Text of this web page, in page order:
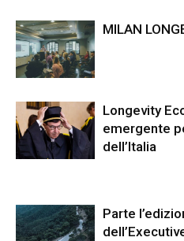
MILAN
Longevity
emergente
dell’Italia
Parte